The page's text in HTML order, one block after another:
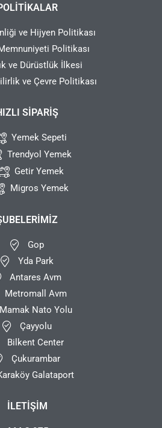
ve Hijyen Politikası
Politikası
ve Dürüstlük İlkesi
ve Çevre Politikası
SIPARIŞ
Yemek Sepeti
Trendyol Yemek
Getir Yemek
Migros Yemek
Gop
Yda Park
Antares Avm
Metromall Avm
Mamak Nato Yolu
Çayyolu
Bilkent Center
Çukurambar
Galataport
İLETIŞIM